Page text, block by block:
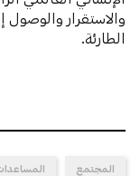
والاستقرار والوصول
الطارئة.
المجتمع المساعدات